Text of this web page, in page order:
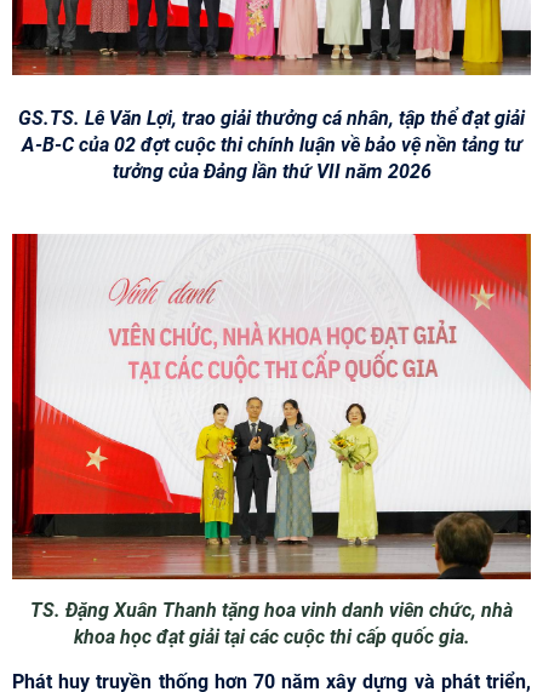
GS.TS. Lê Văn Lợi, trao giải thưởng cá nhân, tập thể đạt giải
A-B-C của 02 đợt cuộc thi chính luận về bảo vệ nền tảng tư
tưởng của Đảng lần thứ VII năm 2026
TS. Đặng Xuân Thanh tặng hoa vinh danh viên chức, nhà
khoa học đạt giải tại các cuộc thi cấp quốc gia.
Phát huy truyền thống hơn 70 năm xây dựng và phát triển,